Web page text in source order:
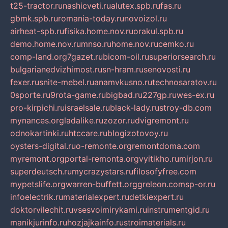
t25-tractor.runashicveti.rualutex.spb.rufas.ru
gbmk.spb.ruromania-today.runovoizol.ru
airheat-spb.rufisika.home.nov.ruorakul.spb.ru
demo.home.nov.rumnso.ruhome.nov.rucemko.ru
comp-land.org7gazet.rubicom-oil.rusuperiorsearch.ru
bulgarianedvizhimost.rusn-hram.rusenovosti.ru
fexer.rusnite-mebel.ruanamvkusno.rutechnosaratov.ru
0sporte.ru9rota-game.rubigbad.ru227gp.ruwes-ex.ru
pro-kirpichi.ruisraelsale.rublack-lady.rustroy-db.com
mynances.orgladalike.ruzozor.rudvigremont.ru
odnokartinki.ruhtccare.rublogizotovoy.ru
oysters-digital.ruo-remonte.orgremontdoma.com
myremont.orgportal-remonta.orgvyitikho.rumirjon.ru
superdeutsch.rumycrazystars.rufilosofyfree.com
mypetslife.orgwarren-buffett.orggreleon.comsp-or.ru
infoelectrik.rumaterialexpert.rudetkiexpert.ru
doktorvilechit.ruvsesvoimirykami.ruinstrumentgid.ru
manikjurinfo.ruhozjajkainfo.rustroimaterials.ru